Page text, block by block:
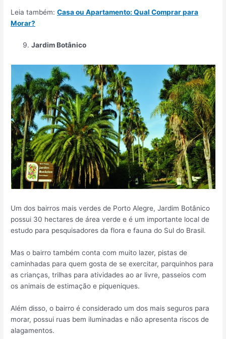
Leia também:Casa ou Apartamento: Qual Comprar para
Morar?
Jardim Botânico
Um dos bairros mais verdes de Porto Alegre, Jardim Botânico
possui 30 hectares de área verde e é um importante local de
estudo para pesquisadores da flora e fauna do Sul do Brasil.
Mas o bairro também conta com muito lazer, pistas de
caminhadas para quem gosta de se exercitar, parquinhos para
as crianças, trilhas para atividades ao ar livre, passeios com
os animais de estimação e piqueniques.
Além disso, o bairro é considerado um dos mais seguros para
morar, possui ruas bem iluminadas e não apresenta riscos de
alagamentos.